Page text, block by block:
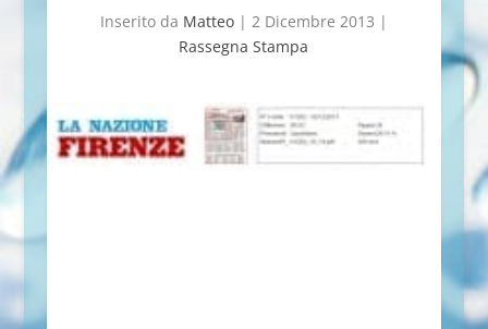
Inserito da Matteo| 2 Dicembre 2013 |
Rassegna Stampa